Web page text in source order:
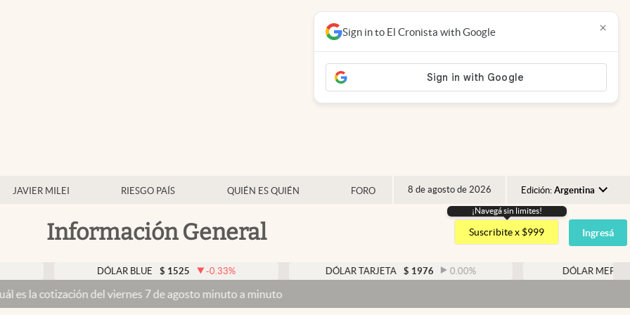
JAVIER MILEI RIESGO PAÍS QUIÉN ES QUIÉN FORO 8 de agosto de 2026 Edición: Argentina
Argentina
España
USA
Información General
¡Navegá sin limites!
Suscribite x $999 Ingresá
DÓLAR BLUE $ 1525 -0.33% DÓLAR TARJETA $ 1976 0.00% DÓLAR MEP $ 1526,03
del viernes 7 de agosto minuto a minuto
Sign in to El Cronista with Google ×